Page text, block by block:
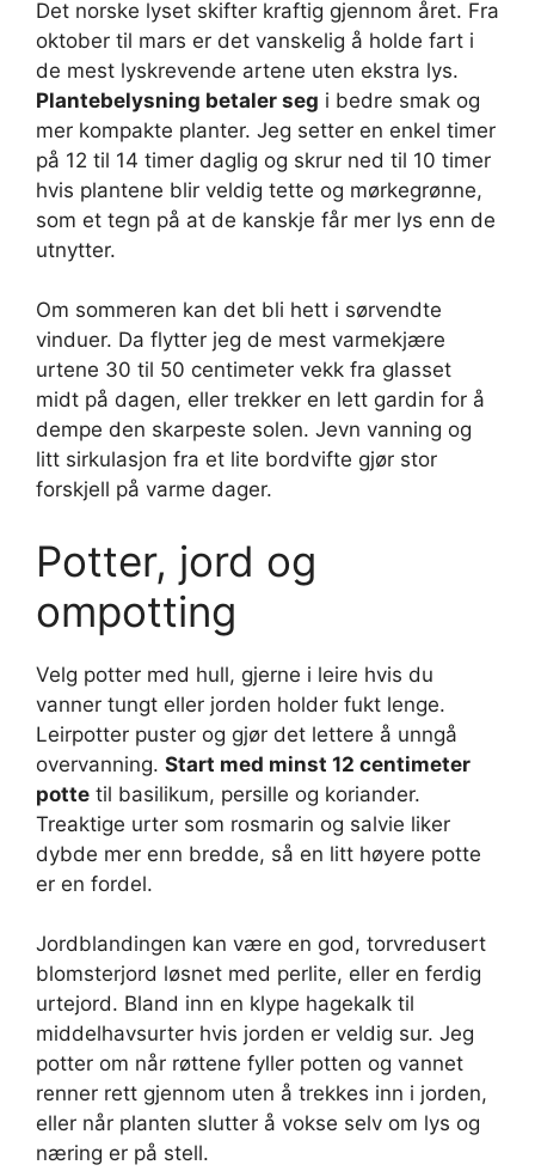
Det norske lyset skifter kraftig gjennom året. Fra
oktober til mars er det vanskelig å holde fart i
de mest lyskrevende artene uten ekstra lys.
Plantebelysning betaler seg i bedre smak og
mer kompakte planter. Jeg setter en enkel timer
på 12 til 14 timer daglig og skrur ned til 10 timer
hvis plantene blir veldig tette og mørkegrønne,
som et tegn på at de kanskje får mer lys enn de
utnytter.
Om sommeren kan det bli hett i sørvendte
vinduer. Da flytter jeg de mest varmekjære
urtene 30 til 50 centimeter vekk fra glasset
midt på dagen, eller trekker en lett gardin for å
dempe den skarpeste solen. Jevn vanning og
litt sirkulasjon fra et lite bordvifte gjør stor
forskjell på varme dager.
Potter, jord og
ompotting
Velg potter med hull, gjerne i leire hvis du
vanner tungt eller jorden holder fukt lenge.
Leirpotter puster og gjør det lettere å unngå
overvanning. Start med minst 12 centimeter
potte til basilikum, persille og koriander.
Treaktige urter som rosmarin og salvie liker
dybde mer enn bredde, så en litt høyere potte
er en fordel.
Jordblandingen kan være en god, torvredusert
blomsterjord løsnet med perlite, eller en ferdig
urtejord. Bland inn en klype hagekalk til
middelhavsurter hvis jorden er veldig sur. Jeg
potter om når røttene fyller potten og vannet
renner rett gjennom uten å trekkes inn i jorden,
eller når planten slutter å vokse selv om lys og
næring er på stell.